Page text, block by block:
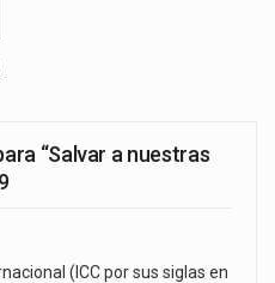
“Salvar a nuestras
(ICC por sus siglas en